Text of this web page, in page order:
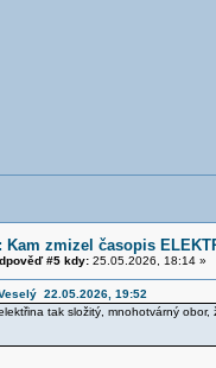
Kam zmizel časopis
#5 kdy:25.05.2026, 18:14 »
22.05.2026, 19:52
tak složitý, mnohotvárný